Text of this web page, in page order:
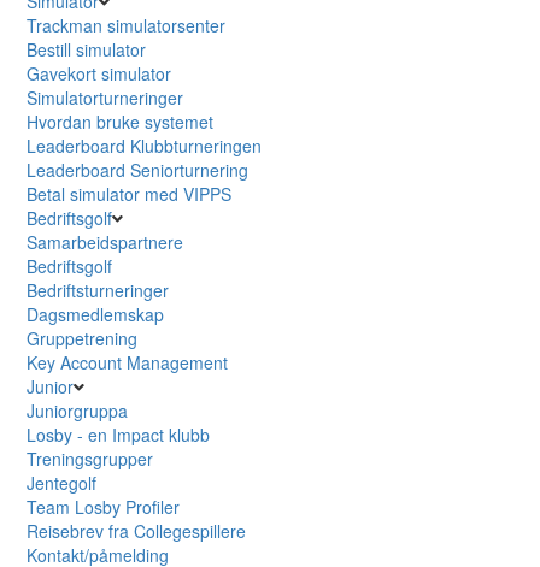
Trackman simulatorsenter
Bestill simulator
Gavekort simulator
Simulatorturneringer
Hvordan bruke systemet
Leaderboard Klubbturneringen
Leaderboard Seniorturnering
Betal simulator med VIPPS
Bedriftsgolf
Samarbeidspartnere
Bedriftsgolf
Bedriftsturneringer
Dagsmedlemskap
Gruppetrening
Key Account Management
Junior
Juniorgruppa
Losby - en Impact klubb
Treningsgrupper
Jentegolf
Team Losby Profiler
Reisebrev fra Collegespillere
Kontakt/påmelding